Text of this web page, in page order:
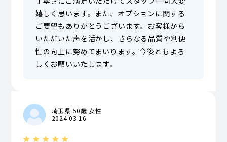
嬉しく思います。また、オプションに関する
ご要望もありがとうございます。お客様から
いただいた声を活かし、さらなる品質や利便
性の向上に努めてまいります。今後ともよろ
しくお願いいたします。
埼玉県 50歳 女性
2024.03.16